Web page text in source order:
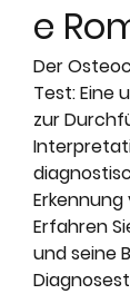
e
Der
Test: Eine
zur
Erfahren
und seine